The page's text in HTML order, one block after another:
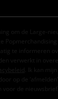
om de Large-
Popmerchandising
te informeren
verwerkt in
. Ik kan
op de
de nieuwsbrief.